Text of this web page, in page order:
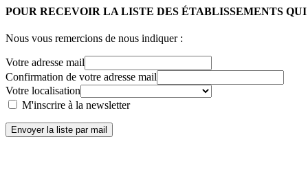
POUR RECEVOIR LA LISTE DES ÉTABLISSEMENTS
Nous vous remercions de nous indiquer :
Votre adresse mail
Confirmation de votre adresse mail
Votre localisation
M'inscrire à la newsletter
Envoyer la liste par mail